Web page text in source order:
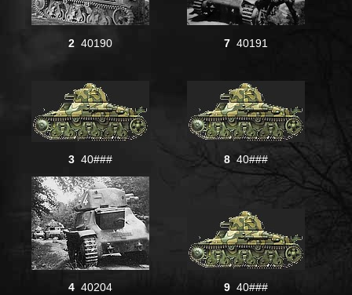
2 40190 740191
340### 840###
440204 940###